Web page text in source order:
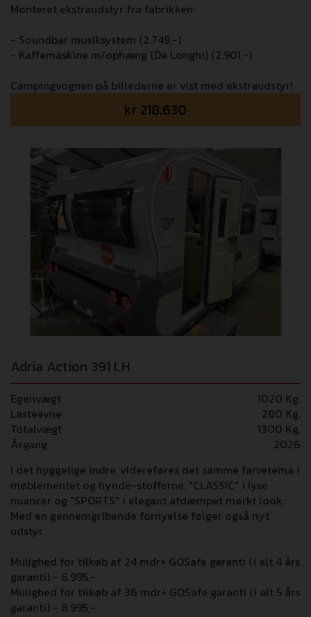
Monteret ekstraudstyr fra fabrikken:
- Soundbar musiksystem (2.749,-)
- Kaffemaskine m/ophæng (De Longhi) (2.901,-)
Campingvognen på billederne er vist med ekstraudstyr!
kr 218.630
Adria Action 391 LH
Egenvægt
1020 Kg.
Lasteevne
280 Kg.
Totalvægt
1300 Kg.
Årgang
2026
I det hyggelige indre, videreføres det samme farvetema i
møblementet og hynde-stofferne. "CLASSIC" i lyse
nuancer og "SPORTS" i elegant afdæmpet mørkt look.
Med en gennemgribende fornyelse følger også nyt
udstyr.
Mulighed for tilkøb af 24 mdr+ GOSafe garanti (i alt 4 års
garanti) - 6.995,-
Mulighed for tilkøb af 36 mdr+ GOSafe garanti (i alt 5 års
garanti) - 8.995,-